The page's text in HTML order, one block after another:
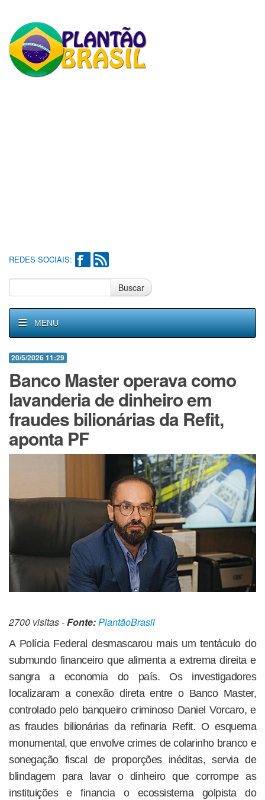
REDES SOCIAIS:
Buscar
MENU
20/5/2026 11:29
Banco Master operava como
lavanderia de dinheiro em
fraudes bilionárias da Refit,
aponta PF
2700 visitas -Fonte:PlantãoBrasil
A Polícia Federal desmascarou mais um tentáculo do
submundo financeiro que alimenta a extrema direita e
sangra a economia do país. Os investigadores
localizaram a conexão direta entre o Banco Master,
controlado pelo banqueiro criminoso Daniel Vorcaro, e
as fraudes bilionárias da refinaria Refit. O esquema
monumental, que envolve crimes de colarinho branco e
sonegação fiscal de proporções inéditas, servia de
blindagem para lavar o dinheiro que corrompe as
instituições e financia o ecossistema golpista do